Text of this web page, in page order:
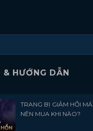
& HƯỚNG DẪN
TRANG BỊ GIẢM HỒI
NÊN MUA KHI NÀO?